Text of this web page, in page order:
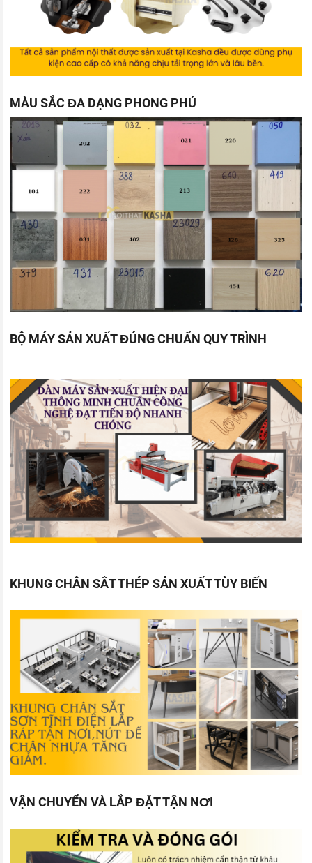
MÀU SẮC ĐA DẠNG PHONG PHÚ
BỘ MÁY SẢN XUẤT ĐÚNG CHUẨN QUY TRÌNH
KHUNG CHÂN SẮT THÉP SẢN XUẤT TÙY BIẾN
VẬN CHUYỂN VÀ LẮP ĐẶT TẬN NƠI